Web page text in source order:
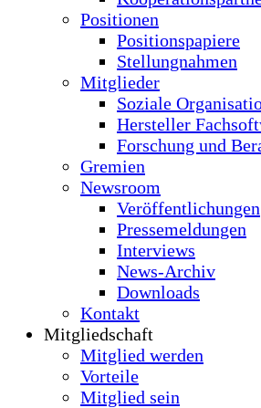
Positionen
Positionspapiere
Stellungnahmen
Mitglieder
Soziale
Hersteller
Forschung und
Gremien
Newsroom
Veröffentlichungen
Pressemeldungen
Interviews
News-Archiv
Downloads
Kontakt
Mitgliedschaft
Mitglied werden
Vorteile
Mitglied sein